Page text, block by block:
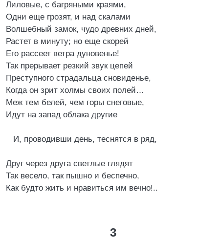
Лиловые, с багряными краями,
Одни еще грозят, и над скалами
Волшебный замок, чудо древних дней,
Растет в минуту; но еще скорей
Его рассеет ветра дуновенье!
Так прерывает резкий звук цепей
Преступного страдальца сновиденье,
Когда он зрит холмы своих полей…
Меж тем белей, чем горы снеговые,
Идут на запад облака другие
И, проводивши день, теснятся в ряд,
Друг через друга светлые глядят
Так весело, так пышно и беспечно,
Как будто жить и нравиться им вечно!..
3